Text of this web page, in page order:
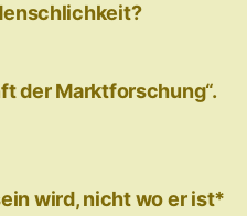
der Marktforschung“.
wird, nicht wo er ist*